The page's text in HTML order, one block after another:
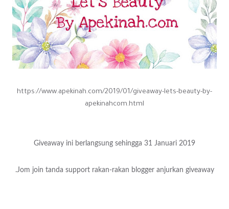
https://www.apekinah.com/2019/01/giveaway-lets-beauty-by-
apekinahcom.html
Giveaway ini berlangsung sehingga 31 Januari 2019
Jom join tanda support rakan-rakan blogger anjurkan giveaway.